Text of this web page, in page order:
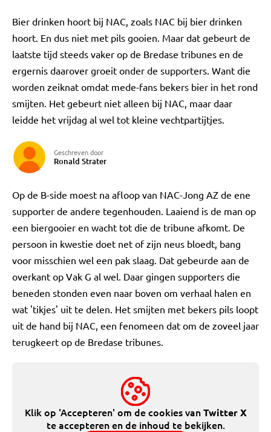
Bier drinken hoort bij NAC, zoals NAC bij bier drinken
hoort. En dus niet met pils gooien. Maar dat gebeurt de
laatste tijd steeds vaker op de Bredase tribunes en de
ergernis daarover groeit onder de supporters. Want die
worden zeiknat omdat mede-fans bekers bier in het rond
smijten. Het gebeurt niet alleen bij NAC, maar daar
leidde het vrijdag al wel tot kleine vechtpartijtjes.
Geschreven door
Ronald Strater
Op de B-side moest na afloop van NAC-Jong AZ de ene
supporter de andere tegenhouden. Laaiend is de man op
een biergooier en wacht tot die de tribune afkomt. De
persoon in kwestie doet net of zijn neus bloedt, bang
voor misschien wel een pak slaag. Dat gebeurde aan de
overkant op Vak G al wel. Daar gingen supporters die
beneden stonden even naar boven om verhaal halen en
wat 'tikjes' uit te delen. Het smijten met bekers pils loopt
uit de hand bij NAC, een fenomeen dat om de zoveel jaar
terugkeert op de Bredase tribunes.
Klik op 'Accepteren' om de cookies vanTwitter X
te accepteren en de inhoud te bekijken.